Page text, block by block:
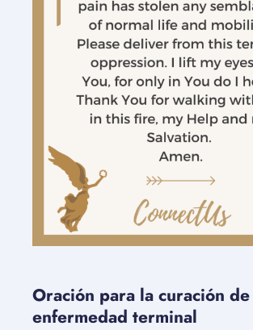
Oración para la curación
enfermedad terminal